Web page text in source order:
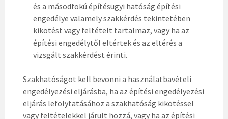
és a másodfokú építésügyi hatóság építési
engedélye valamely szakkérdés tekintetében
kikötést vagy feltételt tartalmaz, vagy ha az
építési engedélytől eltértek és az eltérés a
vizsgált szakkérdést érinti.
Szakhatóságot kell bevonni a használatbavételi
engedélyezési eljárásba, ha az építési engedélyezési
eljárás lefolytatásához a szakhatóság kikötéssel
vagy feltételekkel járult hozzá, vagy ha az építési